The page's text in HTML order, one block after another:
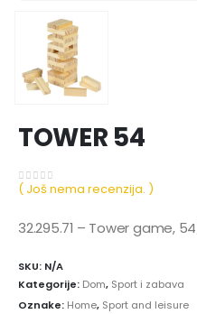
TOWER 54
0 out of 5
( Još nema recenzija. )
32.295.71 – Tower game,
SKU: N/A
Kategorije: Dom, Sport i zabava
Oznake: Home, Sport and leisure